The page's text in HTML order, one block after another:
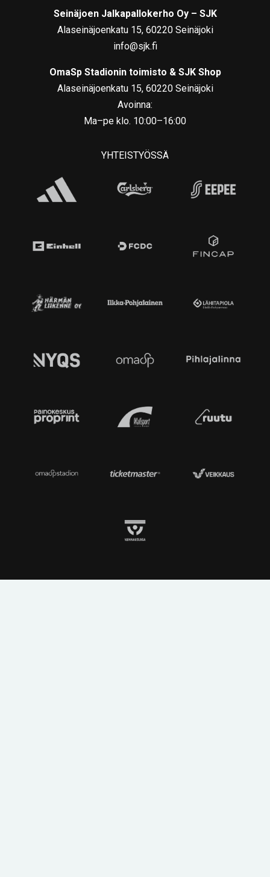
Seinäjoen Jalkapallokerho Oy – SJK
Alaseinäjoenkatu 15, 60220 Seinäjoki
info@sjk.fi
OmaSp Stadionin toimisto & SJK Shop
Alaseinäjoenkatu 15, 60220 Seinäjoki
Avoinna:
Ma–pe klo. 10:00–16:00
YHTEISTYÖSSÄ